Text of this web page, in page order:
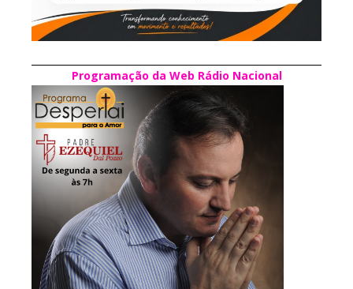
Programação da Web Rádio Nacional